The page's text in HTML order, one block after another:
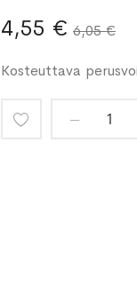
4,55 € 6,05 €
Kosteuttava